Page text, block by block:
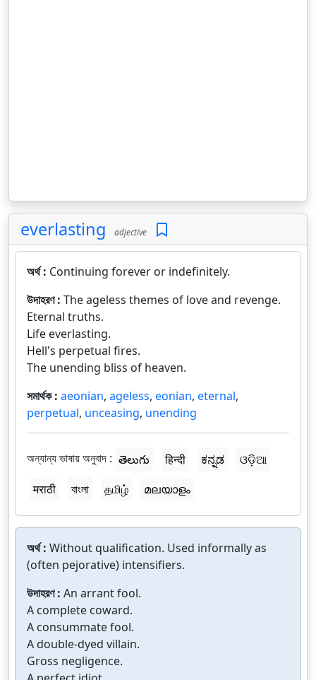
everlasting adjective
অর্থ : Continuing forever or indefinitely.
উদাহরণ : The ageless themes of love and revenge.
Eternal truths.
Life everlasting.
Hell's perpetual fires.
The unending bliss of heaven.
সমার্থক : aeonian, ageless, eonian, eternal,
perpetual, unceasing, unending
অন্যান্য ভাষায় অনুবাদ : తెలుగు हिन्दी ಕನ್ನಡ
ଓଡ଼ିଆ
मराठी
বাংলা தமிழ் മലയാളം
অর্থ : Without qualification. Used informally as
(often pejorative) intensifiers.
উদাহরণ : An arrant fool.
A complete coward.
A consummate fool.
A double-dyed villain.
Gross negligence.